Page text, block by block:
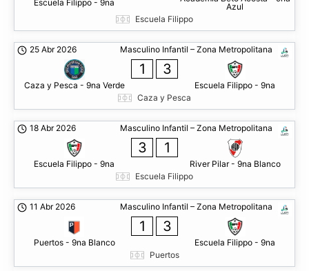
Escuela Filippo - 9na
Azul
Escuela Filippo
Masculino Infantil – Zona Metropolitana
25 Abr 2026
Caza y Pesca - 9na Verde
1 3
Escuela Filippo - 9na
Caza y Pesca
Masculino Infantil – Zona Metropolitana
18 Abr 2026
Escuela Filippo - 9na
3 1
River Pilar - 9na Blanco
Escuela Filippo
Masculino Infantil – Zona Metropolitana
11 Abr 2026
Puertos - 9na Blanco
1 3
Escuela Filippo - 9na
Puertos